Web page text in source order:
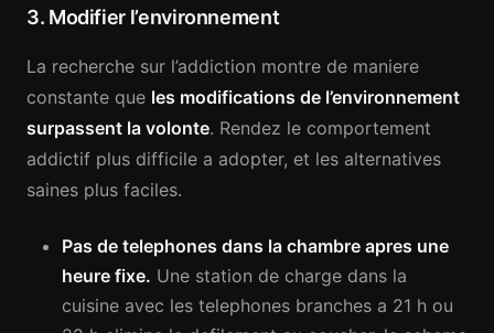
3. Modifier l’environnement
La recherche sur l’addiction montre de maniere
constante que les modifications de l’environnement
surpassent la volonte. Rendez le comportement
addictif plus difficile a adopter, et les alternatives
saines plus faciles.
Pas de telephones dans la chambre apres une
heure fixe. Une station de charge dans la
cuisine avec les telephones branches a 21 h ou